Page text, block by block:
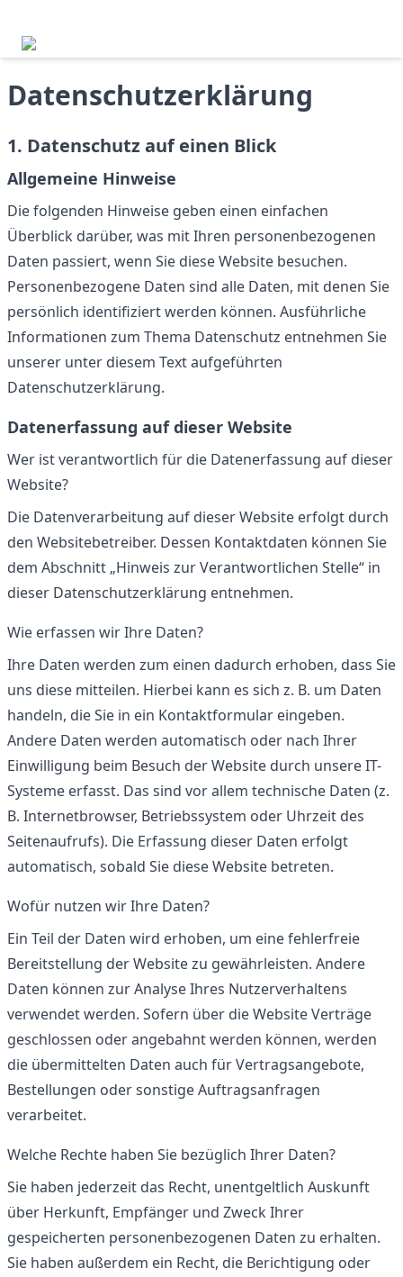
Datenschutzerklärung
1. Datenschutz auf einen Blick
Allgemeine Hinweise
Die folgenden Hinweise geben einen einfachen
Überblick darüber, was mit Ihren personenbezogenen
Daten passiert, wenn Sie diese Website besuchen.
Personenbezogene Daten sind alle Daten, mit denen Sie
persönlich identifiziert werden können. Ausführliche
Informationen zum Thema Datenschutz entnehmen Sie
unserer unter diesem Text aufgeführten
Datenschutzerklärung.
Datenerfassung auf dieser Website
Wer ist verantwortlich für die Datenerfassung auf dieser
Website?
Die Datenverarbeitung auf dieser Website erfolgt durch
den Websitebetreiber. Dessen Kontaktdaten können Sie
dem Abschnitt „Hinweis zur Verantwortlichen Stelle“ in
dieser Datenschutzerklärung entnehmen.
Wie erfassen wir Ihre Daten?
Ihre Daten werden zum einen dadurch erhoben, dass Sie
uns diese mitteilen. Hierbei kann es sich z. B. um Daten
handeln, die Sie in ein Kontaktformular eingeben.
Andere Daten werden automatisch oder nach Ihrer
Einwilligung beim Besuch der Website durch unsere IT-
Systeme erfasst. Das sind vor allem technische Daten (z.
B. Internetbrowser, Betriebssystem oder Uhrzeit des
Seitenaufrufs). Die Erfassung dieser Daten erfolgt
automatisch, sobald Sie diese Website betreten.
Wofür nutzen wir Ihre Daten?
Ein Teil der Daten wird erhoben, um eine fehlerfreie
Bereitstellung der Website zu gewährleisten. Andere
Daten können zur Analyse Ihres Nutzerverhaltens
verwendet werden. Sofern über die Website Verträge
geschlossen oder angebahnt werden können, werden
die übermittelten Daten auch für Vertragsangebote,
Bestellungen oder sonstige Auftragsanfragen
verarbeitet.
Welche Rechte haben Sie bezüglich Ihrer Daten?
Sie haben jederzeit das Recht, unentgeltlich Auskunft
über Herkunft, Empfänger und Zweck Ihrer
gespeicherten personenbezogenen Daten zu erhalten.
Sie haben außerdem ein Recht, die Berichtigung oder